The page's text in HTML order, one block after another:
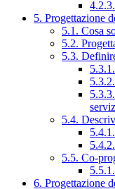
5. Progettazione
5.1. Cosa
5.2.
5.3.
5.4.
5.5. Co-
6. Progettazione